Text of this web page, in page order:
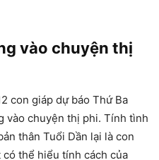
vào chuyện thị
con giáp dự báo Thứ Ba
vào chuyện thị phi. Tính tình
thân Tuổi Dần lại là con
thể hiểu tính cách của